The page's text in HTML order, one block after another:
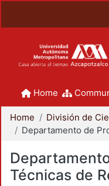
Home
Home
Técnicas de